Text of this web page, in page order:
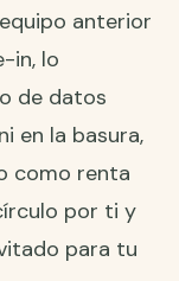
anterior
in, lo
de datos
en la basura,
como renta
por ti y
para tu